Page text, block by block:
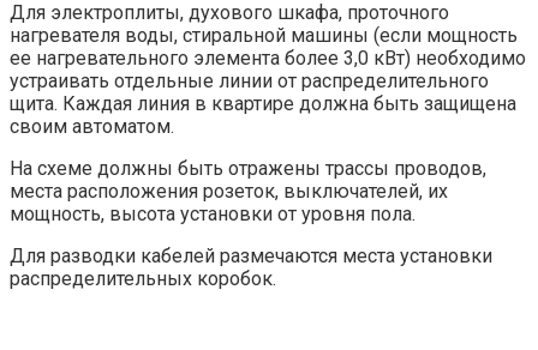
Для электроплиты, духового шкафа, проточного
нагревателя воды, стиральной машины (если мощность
ее нагревательного элемента более 3,0 кВт) необходимо
устраивать отдельные линии от распределительного
щита. Каждая линия в квартире должна быть защищена
своим автоматом.
На схеме должны быть отражены трассы проводов,
места расположения розеток, выключателей, их
мощность, высота установки от уровня пола.
Для разводки кабелей размечаются места установки
распределительных коробок.